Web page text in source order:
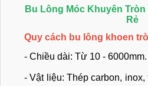
Bu Lông Móc Khuyên Tròn
Rẻ
Quy cách bu lông khoen
- Chiều dài: Từ 10 - 6000mm.
- Vật liệu: Thép carbon,